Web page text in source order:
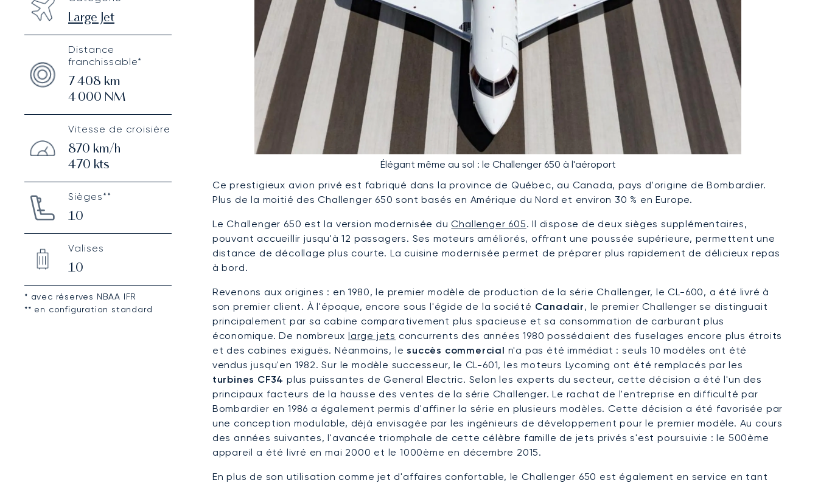
Large Jet
Distance
franchissable*
7 408 km
4 000 NM
Vitesse de croisière
870 km/h
470 kts
Sièges**
10
Valises
10
* avec réserves NBAA IFR
** en configuration standard
Élégant même au sol : le Challenger 650 à l'aéroport
Ce prestigieux avion privé est fabriqué dans la province de Québec, au Canada, pays d'origine de Bombardier.
Plus de la moitié des Challenger 650 sont basés en Amérique du Nord et environ 30 % en Europe.
Le Challenger 650 est la version modernisée duChallenger 605. Il dispose de deux sièges supplémentaires,
pouvant accueillir jusqu'à 12 passagers. Ses moteurs améliorés, offrant une poussée supérieure, permettent une
distance de décollage plus courte. La cuisine modernisée permet de préparer plus rapidement de délicieux repas
à bord.
Revenons aux origines : en 1980, le premier modèle de production de la série Challenger, le CL-600, a été livré à
son premier client. À l'époque, encore sous l'égide de la société Canadair, le premier Challenger se distinguait
principalement par sa cabine comparativement plus spacieuse et sa consommation de carburant plus
économique. De nombreux large jets concurrents des années 1980 possédaient des fuselages encore plus étroits
et des cabines exiguës. Néanmoins, lesuccès commercial n'a pas été immédiat : seuls 10 modèles ont été
vendus jusqu'en 1982. Sur le modèle successeur, le CL-601, les moteurs Lycoming ont été remplacés par les
turbines CF34 plus puissantes de General Electric. Selon les experts du secteur, cette décision a été l'un des
principaux facteurs de la hausse des ventes de la série Challenger. Le rachat de l'entreprise en difficulté par
Bombardier en 1986 a également permis d'affiner la série en plusieurs modèles. Cette décision a été favorisée par
une conception modulable, déjà envisagée par les ingénieurs de développement pour le premier modèle. Au cours
des années suivantes, l'avancée triomphale de cette célèbre famille de jets privés s'est poursuivie : le 500ème
appareil a été livré en mai 2000 et le 1000ème en décembre 2015.
En plus de son utilisation comme jet d'affaires confortable, le Challenger 650 est également en service en tant